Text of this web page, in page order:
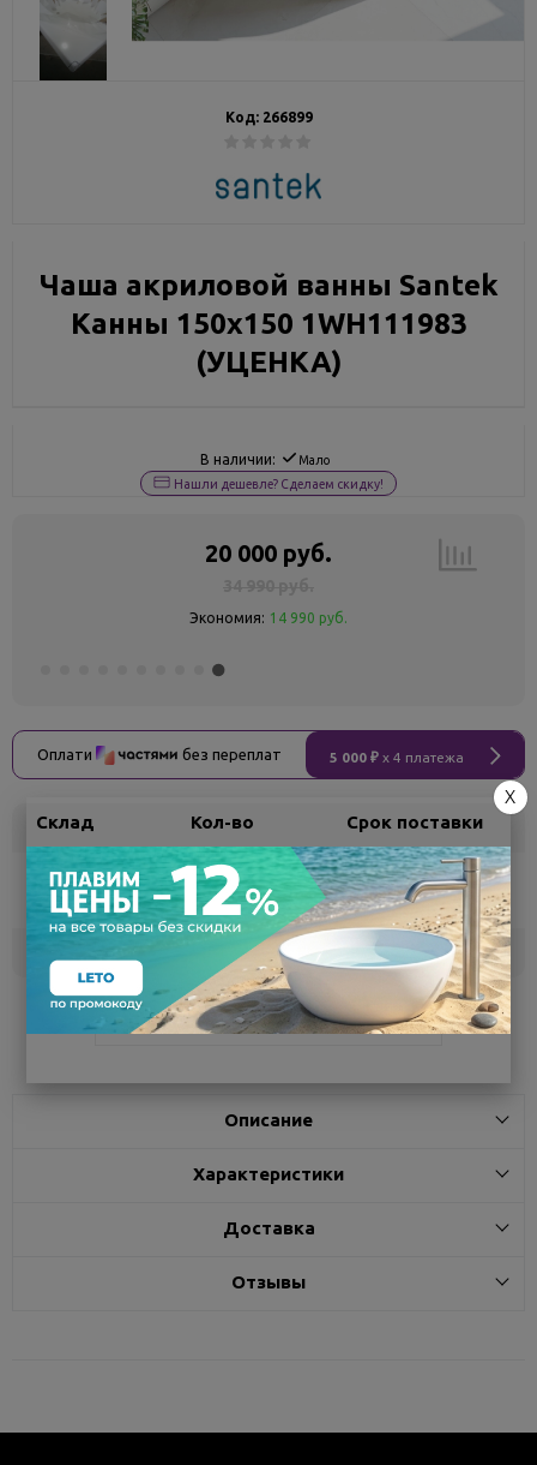
Код: 266899
Чаша акриловой ванны Santek
Канны 150х150 1WH111983
(УЦЕНКА)
В наличии: Мало
Нашли дешевле? Сделаем скидку!
20 000 руб.
Экономия: 14 990 руб.
Оплати без переплат 5 000 ₽ x 4 платежа
Склад Кол-во Срок поставки
Воронеж 1
Самовывоз
сегодня
под заказ
Поделиться
Описание
Характеристики
Доставка
Отзывы
X